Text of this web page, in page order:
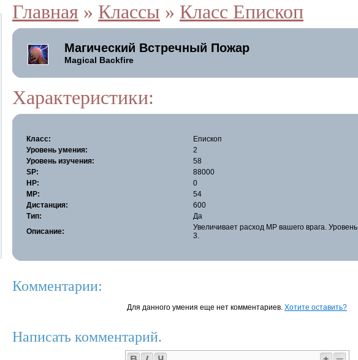
Главная » Классы » Класс Епископ
Магический Встречный Пожар
Magical Backfire
Характеристики:
Класс:
Епископ
Уровень умения:
2
Уровень изучения:
58
SP:
88000
HP:
0
MP:
54
Дистанция:
600
Тип:
Да
Описание:
Увеличивает расход MP вашего врага. Уровень
3.
Комментарии:
Для данного умения еще нет комментариев. Хотите оставить?
Написать комментарий.